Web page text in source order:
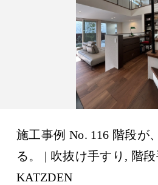
施工事例 No. 116 階段が
る。 | 吹抜け手すり, 階
KATZDEN